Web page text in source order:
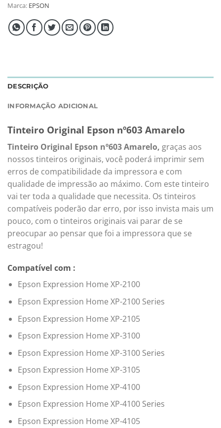
Marca: EPSON
DESCRIÇÃO
INFORMAÇÃO ADICIONAL
Tinteiro Original Epson nº603 Amarelo
Tinteiro Original Epson nº603 Amarelo, graças aos
nossos tinteiros originais, você poderá imprimir sem
erros de compatibilidade da impressora e com
qualidade de impressão ao máximo. Com este tinteiro
vai ter toda a qualidade que necessita. Os tinteiros
compatíveis poderão dar erro, por isso invista mais um
pouco, com o tinteiros originais vai parar de se
preocupar ao pensar que foi a impressora que se
estragou!
Compatível com :
Epson Expression Home XP-2100
Epson Expression Home XP-2100 Series
Epson Expression Home XP-2105
Epson Expression Home XP-3100
Epson Expression Home XP-3100 Series
Epson Expression Home XP-3105
Epson Expression Home XP-4100
Epson Expression Home XP-4100 Series
Epson Expression Home XP-4105